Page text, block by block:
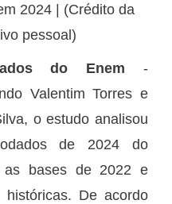
2024 | (Crédito da
pessoal)
do Enem -
Valentim Torres e
o estudo analisou
de 2024 do
as bases de 2022 e
históricas. De acordo